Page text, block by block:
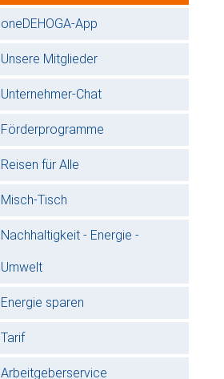
oneDEHOGA-App
Unsere Mitglieder
Unternehmer-Chat
Förderprogramme
Reisen für Alle
Misch-Tisch
Nachhaltigkeit - Energie -
Umwelt
Energie sparen
Tarif
Arbeitgeberservice